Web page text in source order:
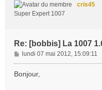
cris45
Super Expert 1007
Re: [bobbis] La 1007
M
e
lundi 07 mai 2012, 15:09:11
Bonjour,